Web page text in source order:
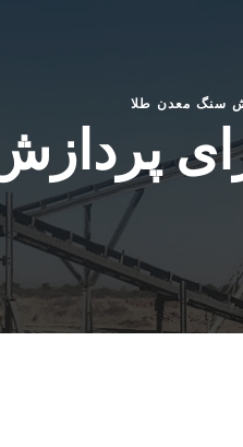
سنگ معدن طلا